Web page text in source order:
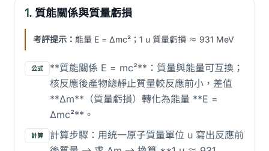
1. 質能關係與質量虧損
考評提示： 能量 E = Δmc²；1 u 質量虧損 ≈ 931 MeV
公式
**質能關係 E = mc²**：質量與能量可互換；
核反應後產物總靜止質量較反應前小，差值
**Δm**（質量虧損）轉化為能量 **E =
Δmc²**。
計算
計算步驟：用統一原子質量單位 u 寫出反應前